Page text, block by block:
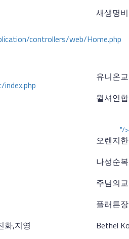
controllers/web/Home.php
"/>
새생명
유니온
윌셔연
오렌지
나성순
주님의
플러튼
화,지영
Bethel